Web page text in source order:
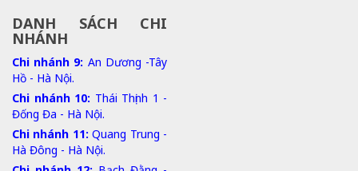
DANH SÁCH CHI
NHÁNH
Chi nhánh 9: An Dương -Tây
Hồ - Hà Nội.
Chi nhánh 10: Thái Thịnh 1 -
Đống Đa - Hà Nội.
Chi nhánh 11: Quang Trung -
Hà Đông - Hà Nội.